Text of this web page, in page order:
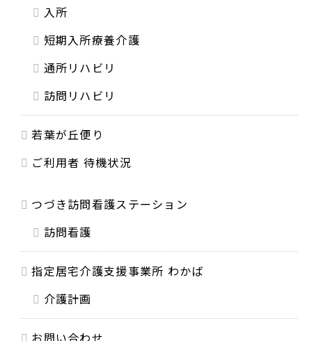
入所
短期入所療養介護
通所リハビリ
訪問リハビリ
若葉が丘便り
ご利用者 待機状況
つづき訪問看護ステーション
訪問看護
指定居宅介護支援事業所 わかば
介護計画
お問い合わせ